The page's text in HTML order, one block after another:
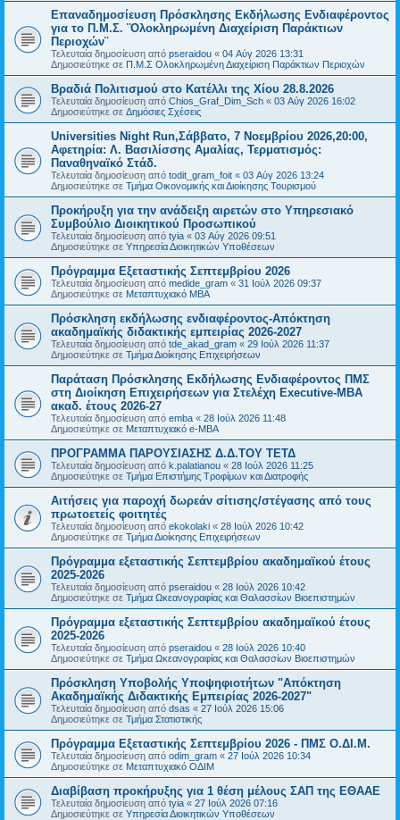
Επαναδημοσίευση Πρόσκλησης Εκδήλωσης Ενδιαφέροντος
για το Π.Μ.Σ. ¨Ολοκληρωμένη Διαχείριση Παράκτιων
Περιοχών¨
Τελευταία δημοσίευση από pseraidou « 04 Αύγ 2026 13:31
Δημοσιεύτηκε σε Π.Μ.Σ Ολοκληρωμένη Διαχείριση Παράκτιων Περιοχών
Βραδιά Πολιτισμού στο Κατέλλι της Χίου 28.8.2026
Τελευταία δημοσίευση από Chios_Graf_Dim_Sch « 03 Αύγ 2026 16:02
Δημοσιεύτηκε σε Δημόσιες Σχέσεις
Universities Night Run,Σάββατο, 7 Νοεμβρίου 2026,20:00,
Αφετηρία: Λ. Βασιλίσσης Αμαλίας, Τερματισμός:
Παναθηναϊκό Στάδ.
Τελευταία δημοσίευση από todit_gram_foit « 03 Αύγ 2026 13:24
Δημοσιεύτηκε σε Τμήμα Οικονομικής και Διοίκησης Τουρισμού
Προκήρυξη για την ανάδειξη αιρετών στο Υπηρεσιακό
Συμβούλιο Διοικητικού Προσωπικού
Τελευταία δημοσίευση από tyia « 03 Αύγ 2026 09:51
Δημοσιεύτηκε σε Υπηρεσία Διοικητικών Υποθέσεων
Πρόγραμμα Εξεταστικής Σεπτεμβρίου 2026
Τελευταία δημοσίευση από medide_gram « 31 Ιούλ 2026 09:37
Δημοσιεύτηκε σε Μεταπτυχιακό MBA
Πρόσκληση εκδήλωσης ενδιαφέροντος-Απόκτηση
ακαδημαϊκής διδακτικής εμπειρίας 2026-2027
Τελευταία δημοσίευση από tde_akad_gram « 29 Ιούλ 2026 11:37
Δημοσιεύτηκε σε Τμήμα Διοίκησης Επιχειρήσεων
Παράταση Πρόσκλησης Εκδήλωσης Ενδιαφέροντος ΠΜΣ
στη Διοίκηση Επιχειρήσεων για Στελέχη Executive-MBΑ
ακαδ. έτους 2026-27
Τελευταία δημοσίευση από emba « 28 Ιούλ 2026 11:48
Δημοσιεύτηκε σε Μεταπτυχιακό e-MBA
ΠΡΟΓΡΑΜΜΑ ΠΑΡΟΥΣΙΑΣΗΣ Δ.Δ.ΤΟΥ ΤΕΤΔ
Τελευταία δημοσίευση από k.palatianou « 28 Ιούλ 2026 11:25
Δημοσιεύτηκε σε Τμήμα Επιστήμης Τροφίμων και Διατροφής
Αιτήσεις για παροχή δωρεάν σίτισης/στέγασης από τους
πρωτοετείς φοιτητές
Τελευταία δημοσίευση από ekokolaki « 28 Ιούλ 2026 10:42
Δημοσιεύτηκε σε Τμήμα Διοίκησης Επιχειρήσεων
Πρόγραμμα εξεταστικής Σεπτεμβρίου ακαδημαϊκού έτους
2025-2026
Τελευταία δημοσίευση από pseraidou « 28 Ιούλ 2026 10:42
Δημοσιεύτηκε σε Τμήμα Ωκεανογραφίας και Θαλασσίων Βιοεπιστημών
Πρόγραμμα εξεταστικής Σεπτεμβρίου ακαδημαϊκού έτους
2025-2026
Τελευταία δημοσίευση από pseraidou « 28 Ιούλ 2026 10:40
Δημοσιεύτηκε σε Τμήμα Ωκεανογραφίας και Θαλασσίων Βιοεπιστημών
Πρόσκληση Υποβολής Υποψηφιοτήτων "Απόκτηση
Ακαδημαϊκής Διδακτικής Εμπειρίας 2026-2027"
Τελευταία δημοσίευση από dsas « 27 Ιούλ 2026 15:06
Δημοσιεύτηκε σε Τμήμα Στατιστικής
Πρόγραμμα Εξεταστικής Σεπτεμβρίου 2026 - ΠΜΣ Ο.ΔΙ.Μ.
Τελευταία δημοσίευση από odim_gram « 27 Ιούλ 2026 10:34
Δημοσιεύτηκε σε Μεταπτυχιακό ΟΔΙΜ
Διαβίβαση προκήρυξης για 1 θέση μέλους ΣΑΠ της ΕΘΑΑΕ
Τελευταία δημοσίευση από tyia « 27 Ιούλ 2026 07:16
Δημοσιεύτηκε σε Υπηρεσία Διοικητικών Υποθέσεων